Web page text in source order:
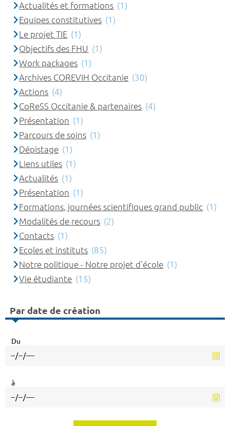
Actualités et formations (1)
Equipes constitutives (1)
Le projet TIE (1)
Objectifs des FHU (1)
Work packages (1)
Archives COREVIH Occitanie (30)
Actions (4)
CoReSS Occitanie & partenaires (4)
Présentation (1)
Parcours de soins (1)
Dépistage (1)
Liens utiles (1)
Actualités (1)
Présentation (1)
Formations, journées scientifiques grand public (1)
Modalités de recours (2)
Contacts (1)
Ecoles et instituts (85)
Notre politique - Notre projet d'école (1)
Vie étudiante (15)
Par date de création
Du
à